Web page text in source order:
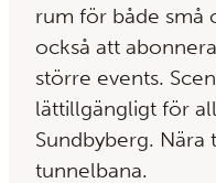
rum för både små
också att
större events.
lättillgängligt för
Sundbyberg. Nära
tunnelbana.